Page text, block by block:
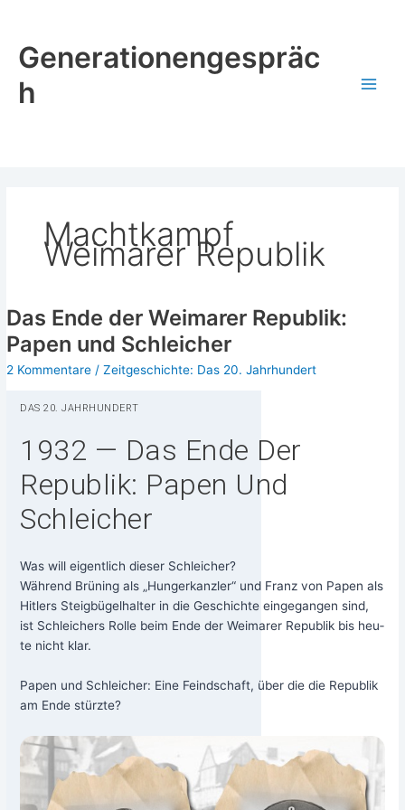
springen
Generationengespräc
h
Machtkampf
Weimarer Republik
Das Ende der Weimarer Republik:
Papen und Schleicher
2 Kommentare /Zeitgeschichte: Das 20. Jahrhundert
DAS 20. JAHRHUNDERT
1932 — Das Ende Der
Republik: Papen Und
Schleicher
Was will eigent­lich die­ser Schlei­cher?
Wäh­rend Brü­ning als „Hun­ger­kanz­ler“ und Franz von Papen als
Hit­lers Steig­bü­gel­hal­ter in die Geschich­te ein­ge­gan­gen sind,
ist Schlei­chers Rol­le beim Ende der Wei­ma­rer Repu­blik bis heu­
te nicht klar.
Papen und Schlei­cher: Eine Feind­schaft, über die die Repu­blik
am Ende stürzte?